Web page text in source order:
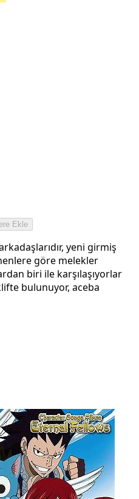
Ekle
yeni girmiş
göre melekler
biri ile karşılaşıyorlar
bulunuyor, aceba